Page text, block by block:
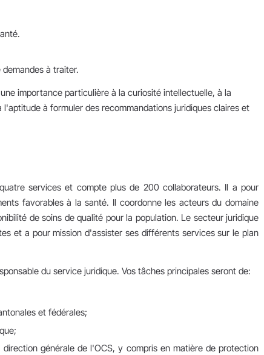
à traiter.
importance particulière à la curiosité intellectuelle, à la
à formuler des recommandations juridiques claires et
services et compte plus de 200 collaborateurs. Il a pour
favorables à la santé. Il coordonne les acteurs du domaine
de soins de qualité pour la population. Le secteur juridique
et a pour mission d'assister ses différents services sur le plan
du service juridique. Vos tâches principales seront de:
et fédérales;
générale de l'OCS, y compris en matière de protection